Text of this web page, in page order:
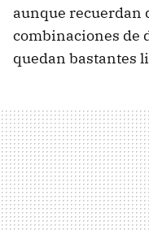
aunque recuerdan
combinaciones de
quedan bastantes